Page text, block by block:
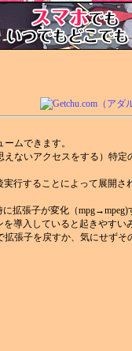
ムできます。
ないアクセスをする）特
行することによって展開
拡張子が変化（mpg→mpeg)
導入していると起きやすい
張子を戻すか、気にせずそ